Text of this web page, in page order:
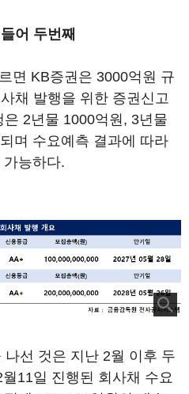
어 두번째
면 KB증권은 3000억원 규
채 발행을 위한 증권신고
2년물 1000억원, 3년물
며 수요예측 결과에 따라
능하다.
선 것은 지난 2월 이후 두
11일 진행된 회사채 수요